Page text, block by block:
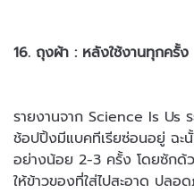
16. ถุงผ้า : หลังใช้งานทุกครั้ง
รายงานจาก Science Is Us
ช้อปปิ้งมีแบคทีเรียซ่อนอยู่ ฉะ
อย่างน้อย 2-3 ครั้ง โดยซักด้
ให้ข้าวของที่ใส่ไปสะอาด ปลอ